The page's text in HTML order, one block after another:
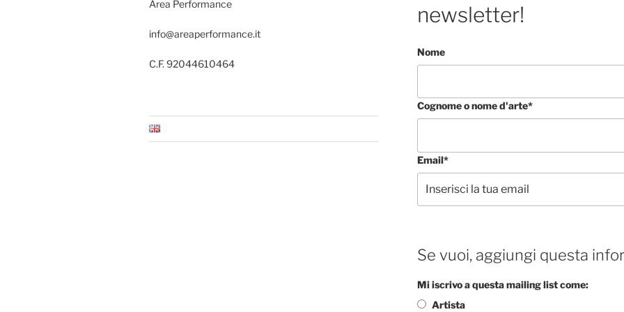
Area Performance
info@areaperformance.it
C.F. 92044610464
newsletter!
Nome
Cognome o nome d'arte*
Email*
Se vuoi, aggiungi questa
Mi iscrivo a questa mailing list come:
Artista